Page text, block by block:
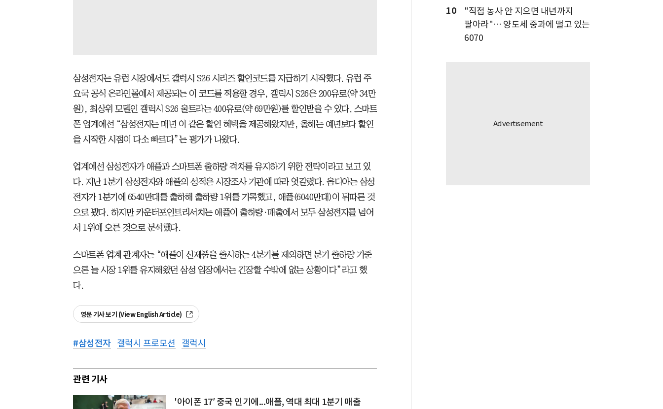
삼성전자는 유럽 시장에서도 갤럭시 S26 시리즈 할인코드를 지급하기 시작했다. 유럽 주
요국 공식 온라인몰에서 제공되는 이 코드를 적용할 경우, 갤럭시 S26은 200유로(약 34만
원), 최상위 모델인 갤럭시 S26 울트라는 400유로(약 69만원)를 할인받을 수 있다. 스마트
폰 업계에선 “삼성전자는 매년 이 같은 할인 혜택을 제공해왔지만, 올해는 예년보다 할인
을 시작한 시점이 다소 빠르다”는 평가가 나왔다.
업계에선 삼성전자가 애플과 스마트폰 출하량 격차를 유지하기 위한 전략이라고 보고 있
다. 지난 1분기 삼성전자와 애플의 성적은 시장조사 기관에 따라 엇갈렸다. 옴디아는 삼성
전자가 1분기에 6540만대를 출하해 출하량 1위를 기록했고, 애플(6040만대)이 뒤따른 것
으로 봤다. 하지만 카운터포인트리서치는 애플이 출하량·매출에서 모두 삼성전자를 넘어
서 1위에 오른 것으로 분석했다.
스마트폰 업계 관계자는 “애플이 신제품을 출시하는 4분기를 제외하면 분기 출하량 기준
으론 늘 시장 1위를 유지해왔던 삼성 입장에서는 긴장할 수밖에 없는 상황이다”라고 했
다.
영문 기사 보기 (View English Article)
#삼성전자 갤럭시 프로모션 갤럭시
관련 기사
'아이폰 17′ 중국 인기에...애플, 역대 최대 1분기 매출
10
"직접 농사 안 지으면 내년까지
팔아라"… 양도세 중과에 떨고 있는
6070